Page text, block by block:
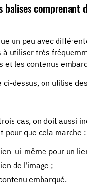
balises comprenant
un peu avec
à utiliser très
et les contenus
ci-dessus, on utilise
cas, on doit aussi
pour que cela marche :
lui-même pour un
de l'image ;
embarqué.